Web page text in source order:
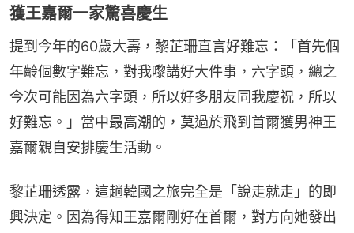
獲王嘉爾一家驚喜慶生
提到今年的60歲大壽，黎芷珊直言好難忘：「首先個
年齡個數字難忘，對我嚟講好大件事，六字頭，總之
今次可能因為六字頭，所以好多朋友同我慶祝，所以
好難忘。」當中最高潮的，莫過於飛到首爾獲男神王
嘉爾親自安排慶生活動。
黎芷珊透露，這趟韓國之旅完全是「說走就走」的即
興決定。因為得知王嘉爾剛好在首爾，對方向她發出